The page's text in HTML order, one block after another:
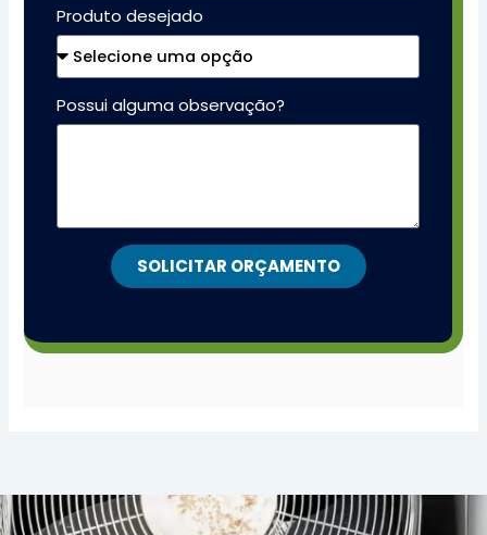
Produto desejado
Possui alguma observação?
SOLICITAR ORÇAMENTO